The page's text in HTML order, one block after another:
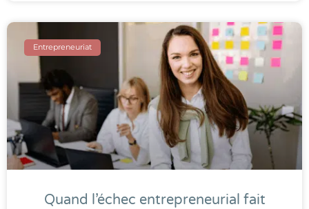
Entrepreneuriat
Quand l’échec entrepreneurial fait